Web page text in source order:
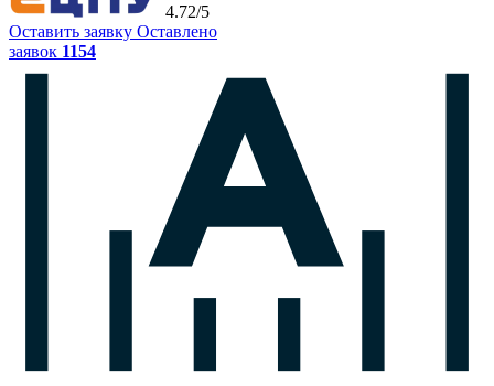
4.72/5
Оставить заявку Оставлено
заявок 1154